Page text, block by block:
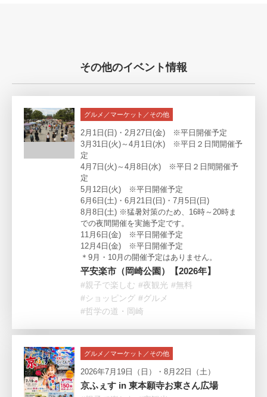
その他のイベント情報
グルメ／マーケット／その他
2月1日(日)・2月27日(金) ※平日開催予定
3月31日(火)～4月1日(水) ※平日２日間開催予
定
4月7日(火)～4月8日(水) ※平日２日間開催予
定
5月12日(火) ※平日開催予定
6月6日(土)・6月21日(日)・7月5日(日)
8月8日(土) ※猛暑対策のため、16時～20時ま
での夜間開催を実施予定です。
11月6日(金) ※平日開催予定
12月4日(金) ※平日開催予定
＊9月・10月の開催予定はありません。
平安楽市（岡崎公園）【2026年】
#親子で楽しむ #夜観光 #無料
#ショッピング #グルメ
#哲学の道・岡崎
グルメ／マーケット／その他
2026年7月19日（日）・8月22日（土）
京ふぇす in 東本願寺お東さん広場